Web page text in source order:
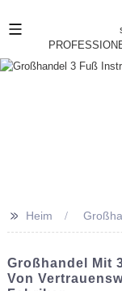
>> Heim
Großhandel Mit
Von